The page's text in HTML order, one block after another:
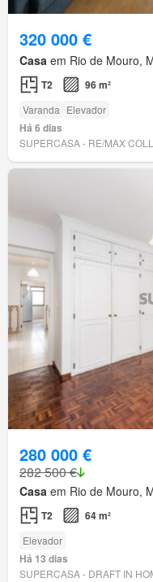
320 000 €
Casa em Rio de Mouro,
T2 96 m²
Varanda Elevador
Há 6 dias
SUPERCASA - RE/MAX
280 000 €
282 500 €
Casa em Rio de Mouro,
T2 64 m²
Elevador
Há 13 dias
SUPERCASA - DRAFT IN